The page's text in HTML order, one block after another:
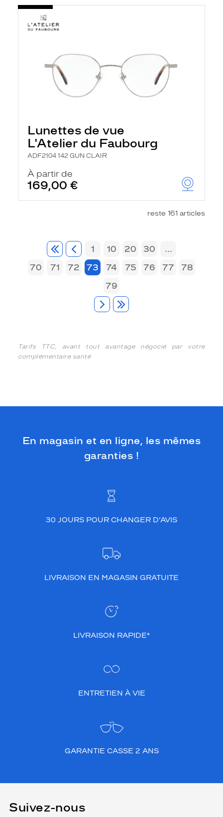
Lunettes de vue
L'Atelier du Faubourg
ADF2104 142 GUN CLAIR
À partir de
169,00 €
reste 161 articles
1 10 20 30
...
70
71 72 73 74 75 76 77
78
79
Tarifs TTC, avant tout avantage négocié par votre
complémentaire santé
En magasin et en ligne, les mêmes
garanties !
30 JOURS POUR CHANGER D’AVIS
LIVRAISON EN MAGASIN GRATUITE
LIVRAISON RAPIDE*
ENTRETIEN À VIE
GARANTIE CASSE 2 ANS
Suivez-nous